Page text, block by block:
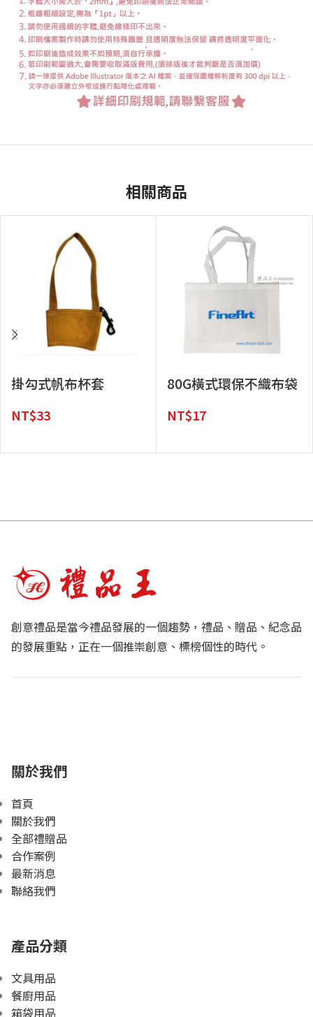
相關商品
掛勾式帆布杯套
NT$33
80G橫式環保不織布袋
NT$17
創意禮品是當今禮品發展的一個趨勢，禮品、贈品、紀念品
的發展重點，正在一個推崇創意、標榜個性的時代。
關於我們
首頁
關於我們
全部禮贈品
合作案例
最新消息
聯絡我們
產品分類
文具用品
餐廚用品
箱袋用品